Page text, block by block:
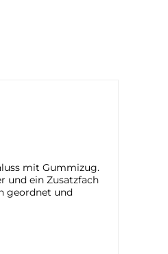
mit Gummizug.
und ein Zusatzfach
geordnet und